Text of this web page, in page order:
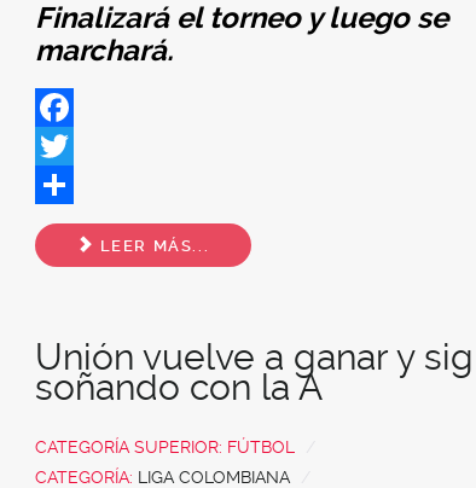
Finalizará el torneo y luego se
marchará.
Facebook
Twitter
Share
LEER MÁS...
Unión vuelve a ganar y
soñando con la A
CATEGORÍA SUPERIOR: FÚTBOL
CATEGORÍA: LIGA COLOMBIANA